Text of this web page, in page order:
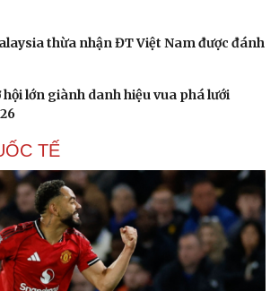
thừa nhận ĐT Việt Nam được đánh
lớn giành danh hiệu vua phá lưới
TẾ